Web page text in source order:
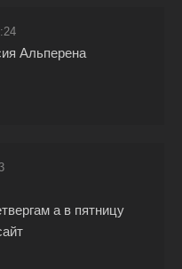
Альперена
а в пятницу